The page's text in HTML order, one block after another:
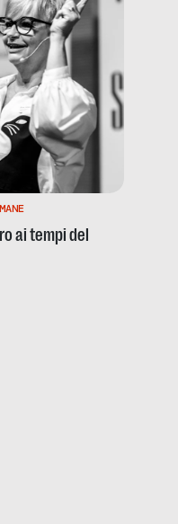
ai tempi del